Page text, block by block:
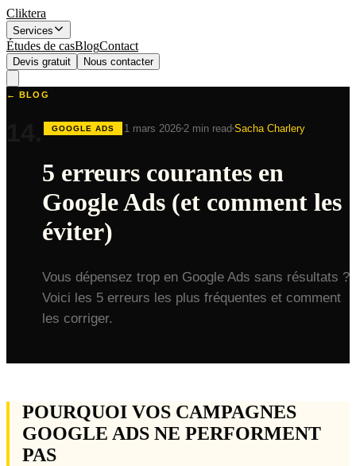
Cliktera
Services
Études de casBlogContact
Devis gratuit Nous contacter
← BLOG
GOOGLE ADS 1 mars 2026 2 min read Sacha Charlery
5 erreurs courantes en
Google Ads (et comment les
éviter)
Vous dépensez trop en Google Ads sans résultats ?
Voici les 5 erreurs les plus fréquentes et comment
les corriger.
POURQUOI VOS CAMPAGNES
GOOGLE ADS NE PERFORMENT
PAS